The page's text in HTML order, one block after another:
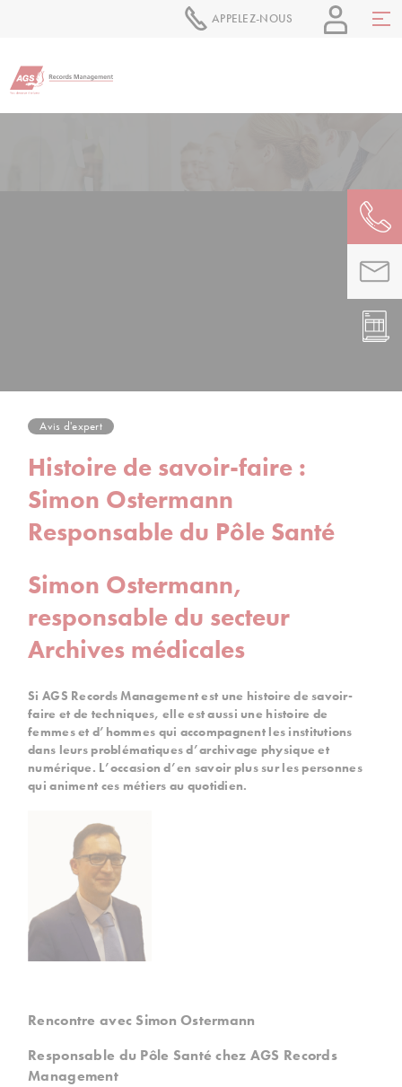
APPELEZ-NOUS
Avis d'expert
Histoire de savoir-faire :
Simon Ostermann
Responsable du Pôle Santé
Simon Ostermann,
responsable du secteur
Archives médicales
Si AGS Records Management est une histoire de savoir-
faire et de techniques, elle est aussi une histoire de
femmes et d’hommes qui accompagnent les institutions
dans leurs problématiques d’archivage physique et
numérique. L’occasion d’en savoir plus sur les personnes
qui animent ces métiers au quotidien.
Rencontre avec Simon Ostermann
Responsable du Pôle Santé chez AGS Records
Management